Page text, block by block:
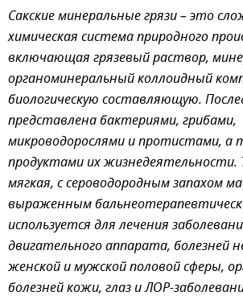
Сакские минеральные грязи – это
химическая система природного
включающая грязевый раствор,
органоминеральный коллоидный
биологическую составляющую.
представлена бактериями, грибами,
микроводорослями и протистами, а
продуктами их жизнедеятельности.
мягкая, с сероводородным запахом
выраженным
используется для лечения
двигательного аппарата, болезней
женской и мужской половой сферы,
болезней кожи, глаз и ЛОР-